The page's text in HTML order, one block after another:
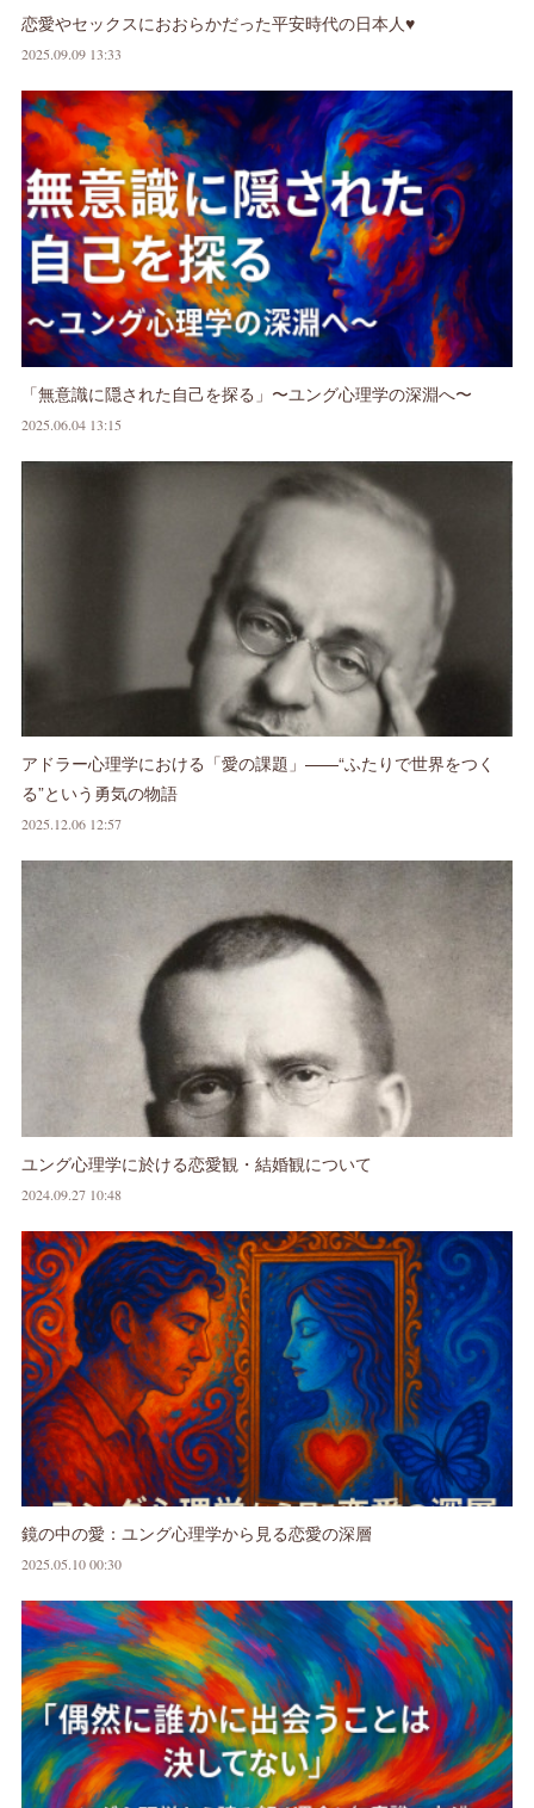
恋愛やセックスにおおらかだった平安時代の日本人♥
2025.09.09 13:33
「無意識に隠された自己を探る」〜ユング心理学の深淵へ〜
2025.06.04 13:15
アドラー心理学における「愛の課題」——“ふたりで世界をつく
る”という勇気の物語
2025.12.06 12:57
ユング心理学に於ける恋愛観・結婚観について
2024.09.27 10:48
鏡の中の愛：ユング心理学から見る恋愛の深層
2025.05.10 00:30